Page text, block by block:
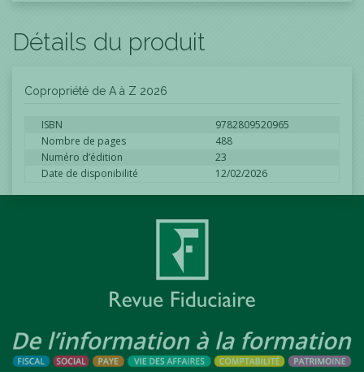
Détails du produit
Copropriété de A à Z 2026
ISBN
9782809520965
Nombre de pages
488
Numéro d’édition
23
Date de disponibilité
12/02/2026